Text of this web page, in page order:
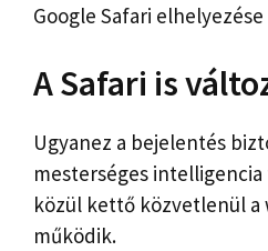
Google Safari
A Safari is
Ugyanez a bejelentés
mesterséges
közül kettő közvetlenül a
működik.